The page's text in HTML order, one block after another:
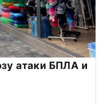
атаки БПЛА и